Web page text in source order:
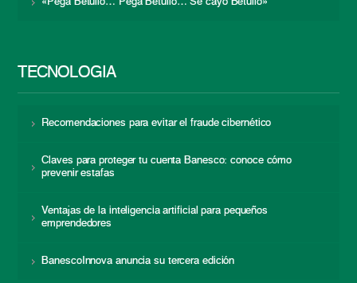
TECNOLOGÍA
Recomendaciones para evitar el fraude cibernético
Claves para proteger tu cuenta Banesco: conoce cómo
prevenir estafas
Ventajas de la inteligencia artificial para pequeños
emprendedores
BanescoInnova anuncia su tercera edición